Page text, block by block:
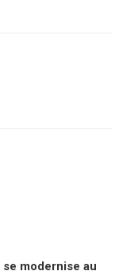
modernise au